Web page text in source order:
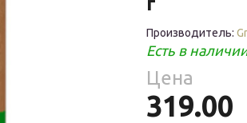
Фломастеры
Производитель:
Есть в
Цена
319.00